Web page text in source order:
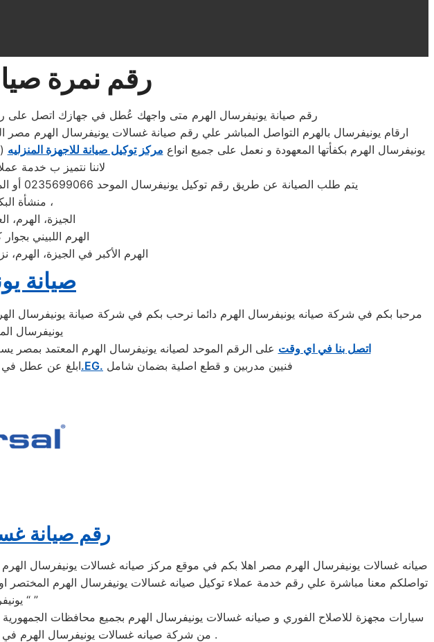
رقم نمرة
رقم صيانة يونيفرسال الهرم متى واجهك عُطل في جهازك اتصل على رقم
ارقام يونيفرسال بالهرم التواصل المباشر علي رقم صيانة غسالات يونيفرسال الهرم
يونيفرسال الهرم بكفأتها المعهودة و نعمل على جميع انواع مركز توكيل صيانة للاجهزة المنزليه
لاننا نتميز ب خدمة
يتم طلب الصيانة عن طريق رقم توكيل يونيفرسال الموحد 0235699066 أو الموقع الالكترونى او الارقام المبينة بالموقع . يتم خلال دقائق تسجيل الطلب ويتابع مندوب خاص
، منشأة
الجيزة، الهرم،
الهرم اللبيني
الهرم الأكبر في الجيزة،
صيانة
مرحبا بكم في شركة صيانه يونيفرسال الهرم دائما نرحب بكم في شركة صيانة يونيفرسال
يونيفرسال
اتصل بنا في اي وقت على الرقم الموحد لصيانه يونيفرسال الهرم المعتمد بمصر
ابلغ عن عطل في.EG. فنيين مدربين و قطع اصلية بضمان شامل
رقم صيانة
صيانه غسالات يونيفرسال الهرم مصر اهلا بكم في موقع مركز صيانه غسالات يونيفرسال
تواصلكم معنا مباشرة علي رقم خدمة عملاء توكيل صيانه غسالات يونيفرسال الهرم المختصر
يونيفرسال الهرم بقطع غيار “ ”
سيارات مجهزة للاصلاح الفوري و صيانه غسالات يونيفرسال الهرم بجميع محافظات
من شركة صيانه غسالات يونيفرسال الهرم في مصر مباشرة بالقاهره والجيزه والاسكندريه وباقي المحافظات .